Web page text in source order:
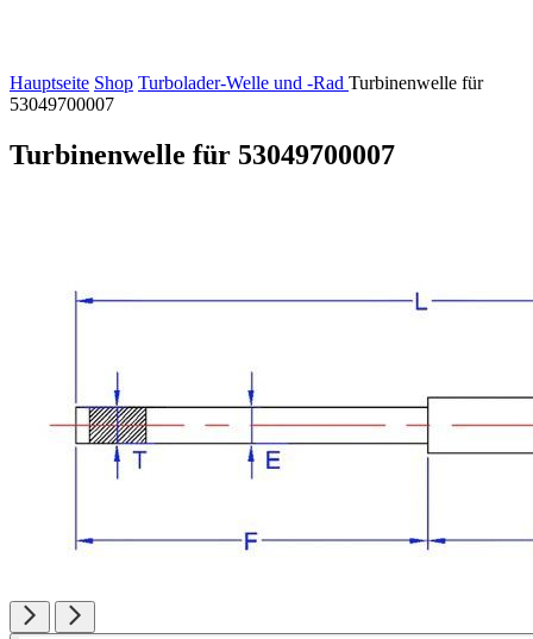
Hauptseite Shop Turbolader-Welle und -Rad Turbinenwelle für
53049700007
Turbinenwelle für 53049700007